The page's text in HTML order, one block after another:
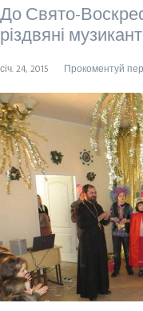
До Свято-
різдвяні
січ. 24, 2015 Прокоментуй